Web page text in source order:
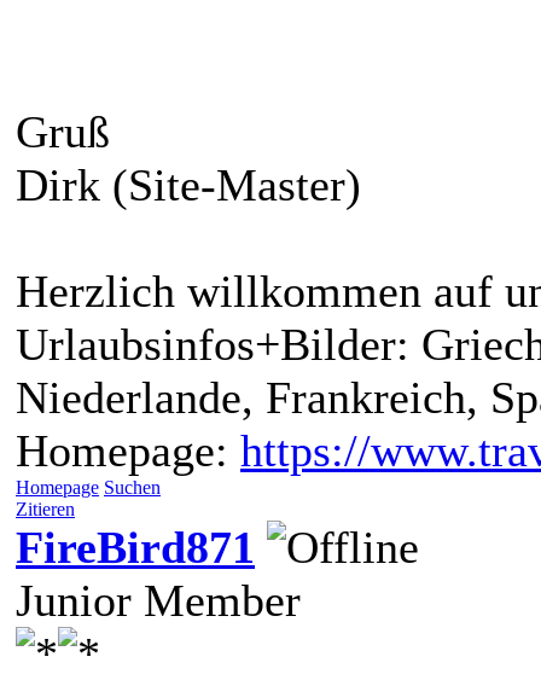
Gruß
Dirk (Site-Master)
Herzlich willkommen auf
Urlaubsinfos+Bilder:
Niederlande, Frankreich,
Homepage: https://
Homepage Suchen
Zitieren
FireBird871
Junior Member